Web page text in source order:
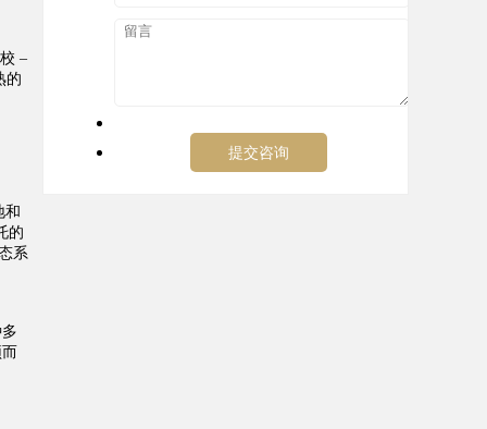
–
的
和
的
系